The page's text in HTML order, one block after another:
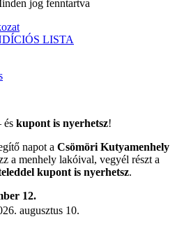
jog fenntartva
LISTA
és kupont is nyerhetsz!
napot a Csömöri Kutyamenhely
a menhely lakóival, vegyél részt a
kupont is nyerhetsz.
12.
augusztus 10.